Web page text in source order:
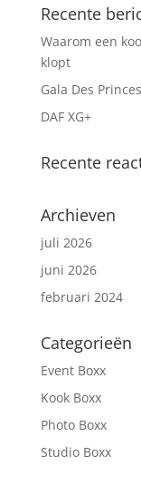
Recente
Waarom een
klopt
Gala Des Princes
DAF XG+
Recente
Archieven
juli 2026
juni 2026
februari 2024
Categorieën
Event Boxx
Kook Boxx
Photo Boxx
Studio Boxx